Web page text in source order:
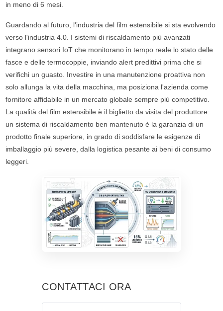
in meno di 6 mesi.
Guardando al futuro, l'industria del film estensibile si sta evolvendo
verso l'industria 4.0. I sistemi di riscaldamento più avanzati
integrano sensori IoT che monitorano in tempo reale lo stato delle
fasce e delle termocoppie, inviando alert predittivi prima che si
verifichi un guasto. Investire in una manutenzione proattiva non
solo allunga la vita della macchina, ma posiziona l'azienda come
fornitore affidabile in un mercato globale sempre più competitivo.
La qualità del film estensibile è il biglietto da visita del produttore:
un sistema di riscaldamento ben mantenuto è la garanzia di un
prodotto finale superiore, in grado di soddisfare le esigenze di
imballaggio più severe, dalla logistica pesante ai beni di consumo
leggeri.
CONTATTACI ORA